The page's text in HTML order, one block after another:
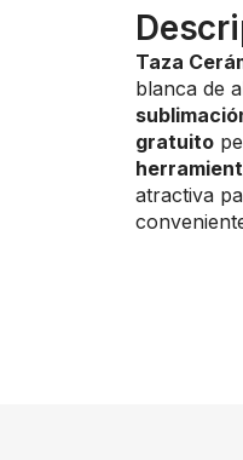
Taza
blanca de
gratuito
atractiva